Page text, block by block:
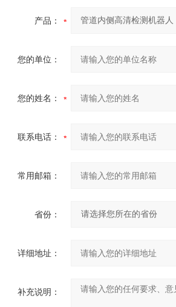
产品：
您的单位：
您的姓名：
联系电话：
常用邮箱：
省份：
详细地址：
补充说明：